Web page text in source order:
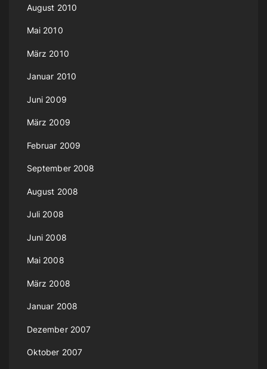
August 2010
Mai 2010
März 2010
Januar 2010
Juni 2009
März 2009
Februar 2009
September 2008
August 2008
Juli 2008
Juni 2008
Mai 2008
März 2008
Januar 2008
Dezember 2007
Oktober 2007